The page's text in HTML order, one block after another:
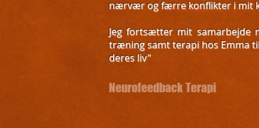
nærvær og færre konflikter i mit
Jeg fortsætter mit samarbejde
træning samt terapi hos Emma
deres liv"
Neurofeedback Terapi